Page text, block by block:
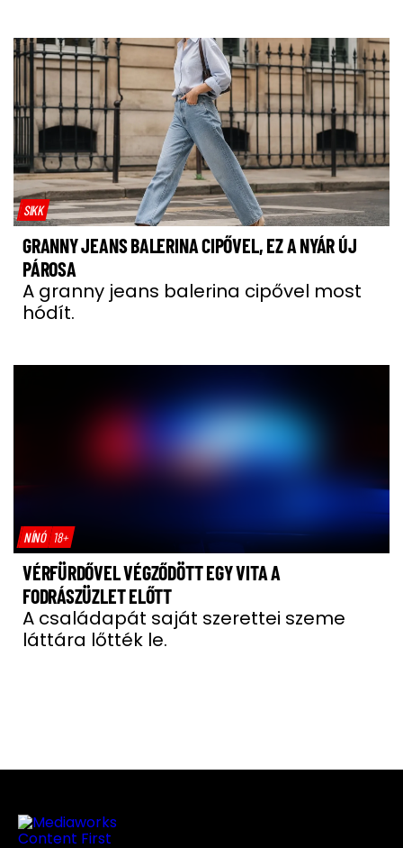
SIKK
GRANNY JEANS BALERINA CIPŐVEL, EZ A NYÁR ÚJ
PÁROSA
A granny jeans balerina cipővel most
hódít.
NÍNÓ 18+
VÉRFÜRDŐVEL VÉGZŐDÖTT EGY VITA A
FODRÁSZÜZLET ELŐTT
A családapát saját szerettei szeme
láttára lőtték le.